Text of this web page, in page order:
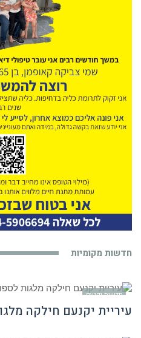
חדשות מקומיות
חדשות יקנעם
עיריית יקנעם חילקה